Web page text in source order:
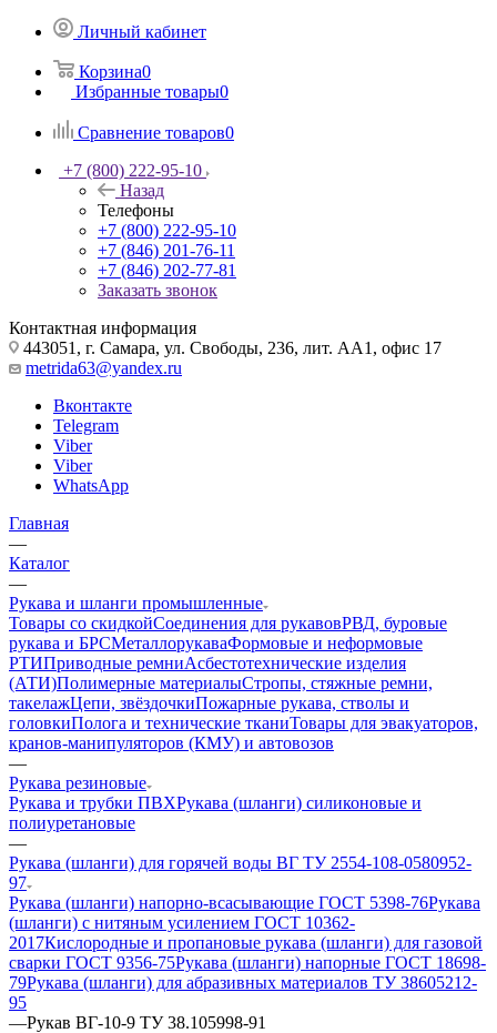
Личный кабинет
Корзина0
Избранные товары0
Сравнение товаров0
+7 (800) 222-95-10
Назад
Телефоны
+7 (800) 222-95-10
+7 (846) 201-76-11
+7 (846) 202-77-81
Заказать звонок
Контактная информация
443051, г. Самара, ул. Свободы, 236, лит. АА1, офис 17
metrida63@yandex.ru
Вконтакте
Telegram
Viber
Viber
WhatsApp
Главная
—
Каталог
—
Рукава и шланги промышленные
Товары со скидкойСоединения для рукавовРВД, буровые
рукава и БРСМеталлорукаваФормовые и неформовые
РТИПриводные ремниАсбестотехнические изделия
(АТИ)Полимерные материалыСтропы, стяжные ремни,
такелажЦепи, звёздочкиПожарные рукава, стволы и
головкиПолога и технические тканиТовары для эвакуаторов,
кранов-манипуляторов (КМУ) и автовозов
—
Рукава резиновые
Рукава и трубки ПВХРукава (шланги) силиконовые и
полиуретановые
—
Рукава (шланги) для горячей воды ВГ ТУ 2554-108-0580952-
97
Рукава (шланги) напорно-всасывающие ГОСТ 5398-76Рукава
(шланги) с нитяным усилением ГОСТ 10362-
2017Кислородные и пропановые рукава (шланги) для газовой
сварки ГОСТ 9356-75Рукава (шланги) напорные ГОСТ 18698-
79Рукава (шланги) для абразивных материалов ТУ 38605212-
95
—Рукав ВГ-10-9 ТУ 38.105998-91